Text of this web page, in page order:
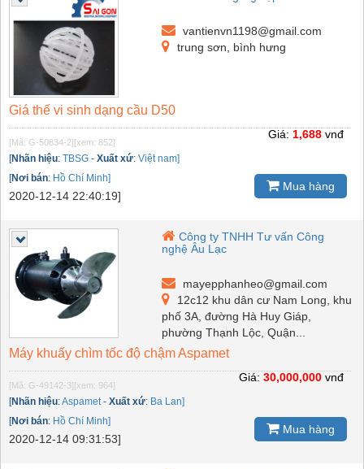
vantienvn1198@gmail.com
trung sơn, bình hưng
Giá thế vi sinh dạng cầu D50
[Mã: G-50834-2][xem: 852]
[Nhãn hiệu: TBSG - Xuất xứ: Việt nam]
[Nơi bán: Hồ Chí Minh]
2020-12-14 22:40:19]
Giá: 1,688 vnđ
Mua hàng
Công ty TNHH Tư vấn Công
nghệ Âu Lạc
mayepphanheo@gmail.com
12c12 khu dân cư Nam Long, khu
phố 3A, đường Hà Huy Giáp,
phường Thạnh Lộc, Quận...
Máy khuấy chìm tốc độ chậm Aspamet
[Mã: G-49142-3][xem: 964]
[Nhãn hiệu:Aspamet - Xuất xứ: Ba Lan]
[Nơi bán: Hồ Chí Minh]
2020-12-14 09:31:53]
Giá: 30,000,000 vnđ
Mua hàng